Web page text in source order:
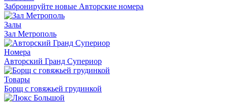
Забронируйте новые Авторские номера
Залы
Зал Метрополь
Номера
Авторский Гранд Супериор
Товары
Борщ с говяжьей грудинкой